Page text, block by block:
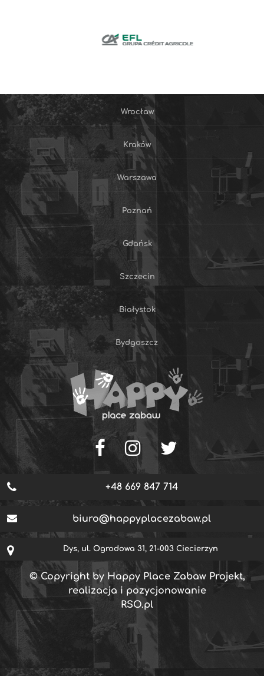
Wrocław
Kraków
Warszawa
Poznań
Gdańsk
Szczecin
Białystok
Bydgoszcz
+48 669 847 714
biuro@happyplacezabaw.pl
Dys, ul. Ogrodowa 31, 21-003 Ciecierzyn
© Copyright by Happy Place Zabaw Projekt,
realizacja i pozycjonowanie
RSO.pl